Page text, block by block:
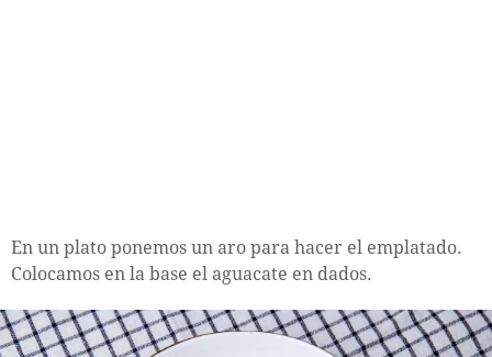
En un plato ponemos un aro para hacer el emplatado.
Colocamos en la base el aguacate en dados.